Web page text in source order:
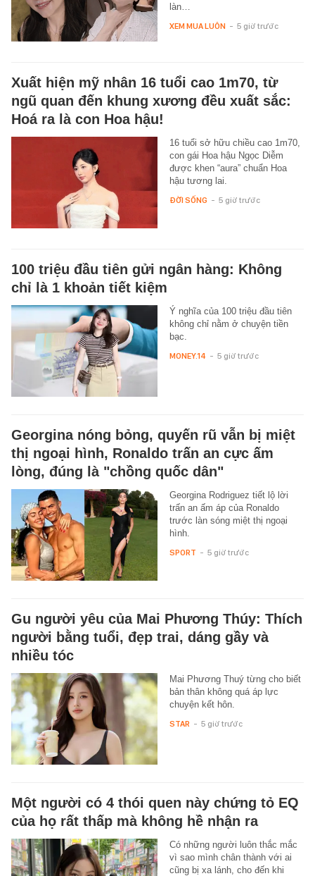
làn…
XEM MUA LUÔN - 5 giờ trước
Xuất hiện mỹ nhân 16 tuổi cao 1m70, từ
ngũ quan đến khung xương đều xuất sắc:
Hoá ra là con Hoa hậu!
16 tuổi sở hữu chiều cao 1m70,
con gái Hoa hậu Ngọc Diễm
được khen “aura” chuẩn Hoa
hậu tương lai.
ĐỜI SỐNG - 5 giờ trước
100 triệu đầu tiên gửi ngân hàng: Không
chỉ là 1 khoản tiết kiệm
Ý nghĩa của 100 triệu đầu tiên
không chỉ nằm ở chuyện tiền
bạc.
MONEY.14 - 5 giờ trước
Georgina nóng bỏng, quyến rũ vẫn bị miệt
thị ngoại hình, Ronaldo trấn an cực ấm
lòng, đúng là "chồng quốc dân"
Georgina Rodriguez tiết lộ lời
trấn an ấm áp của Ronaldo
trước làn sóng miệt thị ngoại
hình.
SPORT - 5 giờ trước
Gu người yêu của Mai Phương Thúy: Thích
người bằng tuổi, đẹp trai, dáng gầy và
nhiều tóc
Mai Phương Thuý từng cho biết
bản thân không quá áp lực
chuyện kết hôn.
STAR - 5 giờ trước
Một người có 4 thói quen này chứng tỏ EQ
của họ rất thấp mà không hề nhận ra
Có những người luôn thắc mắc
vì sao mình chân thành với ai
cũng bị xa lánh, cho đến khi